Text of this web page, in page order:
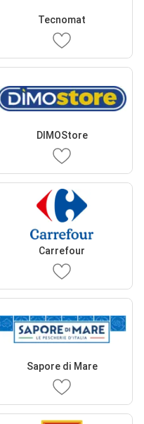
Tecnomat
DIMOStore
Carrefour
Sapore di Mare